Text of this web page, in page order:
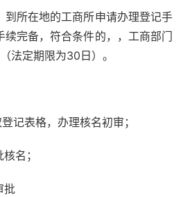
到所在地的工商所申请办理登记手
完备，符合条件的，，工商部门
法定期限为30日）。
记表格，办理核名初审；
名；
批